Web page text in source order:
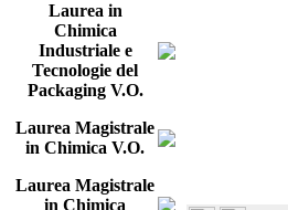
Laurea in
Chimica
Industriale e
Tecnologie del
Packaging V.O.
Laurea Magistrale
in Chimica V.O.
Laurea Magistrale
in Chimica